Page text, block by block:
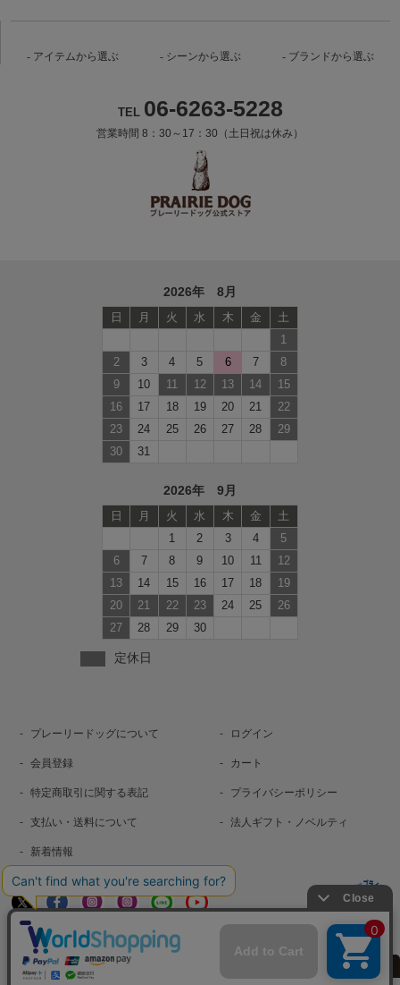
アイテムから選ぶ シーンから選ぶ ブランドから選ぶ
TEL 06-6263-5228
営業時間 8：30～17：30（土日祝は休み）
2026年 8月
日 月 火 水 木 金
土
1
2
3 4 5 6 7
8
9
10 11 12 13 14
15
16
17 18 19 20 21
22
23
24 25 26 27 28
29
30
31
2026年 9月
日 月 火 水 木 金
土
1
2 3 4
5
6
7 8 9 10 11
12
13
14 15 16 17 18
19
20
21 22 23 24 25
26
27
28 29 30
定休日
プレーリードッグについて ログイン
会員登録 カート
特定商取引に関する表記 プライバシーポリシー
支払い・送料について 法人ギフト・ノベルティ
新着情報
お問い合わせ